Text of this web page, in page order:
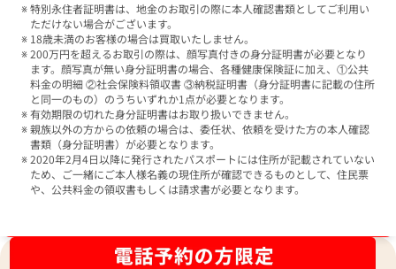
特別永住者証明書は、地金のお取引の際に本人確認書類としてご利用い
ただけない場合がございます。
18歳未満のお客様の場合は買取いたしません。
200万円を超えるお取引の際は、顔写真付きの身分証明書が必要となり
ます。顔写真が無い身分証明書の場合、各種健康保険証に加え、①公共
料金の明細 ②社会保険料領収書 ③納税証明書（身分証明書に記載の住所
と同一のもの）のうちいずれか1点が必要となります。
有効期限の切れた身分証明書はお取り扱いできません。
親族以外の方からの依頼の場合は、委任状、依頼を受けた方の本人確認
書類（身分証明書）が必要となります。
2020年2月4日以降に発行されたパスポートには住所が記載されていない
ため、ご一緒にご本人様名義の現住所が確認できるものとして、住民票
や、公共料金の領収書もしくは請求書が必要となります。